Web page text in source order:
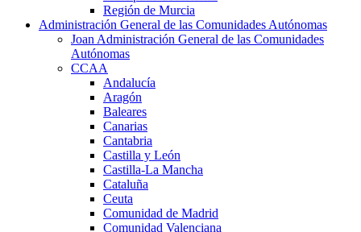
Región de Murcia
Administración General de las Comunidades Autónomas
Joan Administración General de las Comunidades
Autónomas
CCAA
Andalucía
Aragón
Baleares
Canarias
Cantabria
Castilla y León
Castilla-La Mancha
Cataluña
Ceuta
Comunidad de Madrid
Comunidad Valenciana